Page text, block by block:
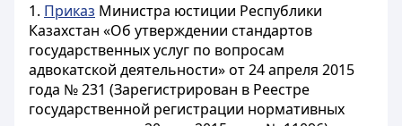
1. Приказ Министра юстиции Республики
Казахстан «Об утверждении стандартов
государственных услуг по вопросам
адвокатской деятельности» от 24 апреля 2015
года № 231 (Зарегистрирован в Реестре
государственной регистрации нормативных